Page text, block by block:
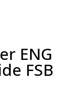
ENG
FSB